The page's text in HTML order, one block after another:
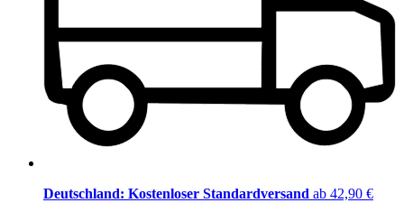
Deutschland: Kostenloser Standardversand ab 42,90 €